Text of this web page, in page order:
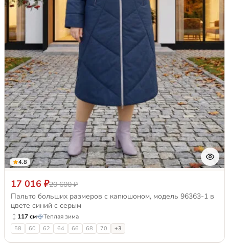
4.8
17 016 ₽20 600 ₽
Пальто больших размеров с капюшоном, модель 96363-1 в
цвете синий с серым
117 см Теплая зима
58 60 62 64 66 68 70 +3